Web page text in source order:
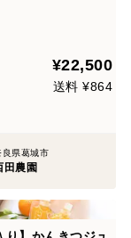
¥22,500
送料 ¥864
良県葛城市
田農園